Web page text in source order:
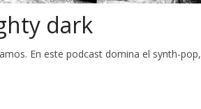
dark
En este podcast domina el synth-pop,